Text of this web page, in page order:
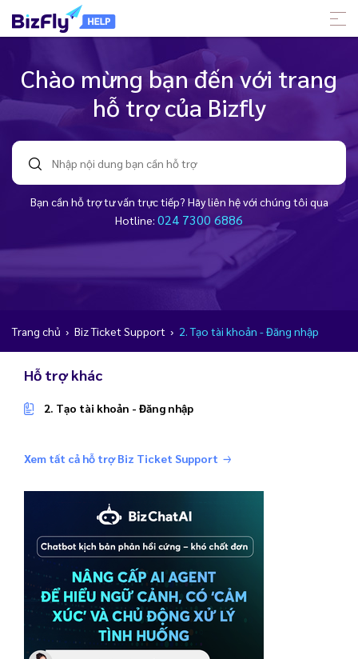
Chào mừng bạn đến với trang
hỗ trợ của Bizfly
Bạn cần hỗ trợ tư vấn trực tiếp? Hãy liên hệ với chúng tôi qua
Hotline: 024 7300 6886
Trang chủ › Biz Ticket Support › 2. Tạo tài khoản - Đăng nhập
Hỗ trợ khác
2. Tạo tài khoản - Đăng nhập
Xem tất cả hỗ trợ Biz Ticket Support